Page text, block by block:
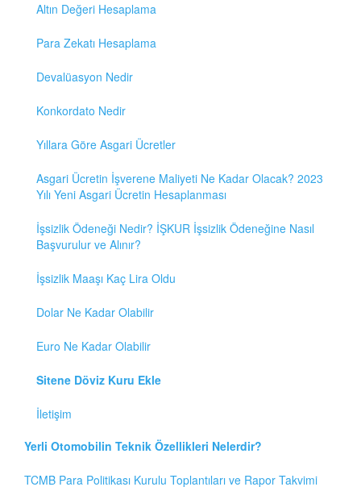
Altın Değeri Hesaplama
Para Zekatı Hesaplama
Devalüasyon Nedir
Konkordato Nedir
Yıllara Göre Asgari Ücretler
Asgari Ücretin İşverene Maliyeti Ne Kadar Olacak? 2023
Yılı Yeni Asgari Ücretin Hesaplanması
İşsizlik Ödeneği Nedir? İŞKUR İşsizlik Ödeneğine Nasıl
Başvurulur ve Alınır?
İşsizlik Maaşı Kaç Lira Oldu
Dolar Ne Kadar Olabilir
Euro Ne Kadar Olabilir
Sitene Döviz Kuru Ekle
İletişim
Yerli Otomobilin Teknik Özellikleri Nelerdir?
TCMB Para Politikası Kurulu Toplantıları ve Rapor Takvimi